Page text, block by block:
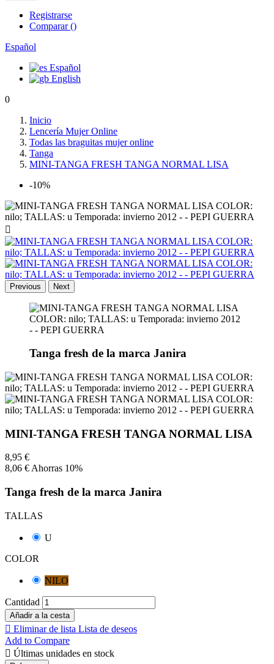
Registrarse
Comparar()
Español
Español
English
0
Inicio
Lencería Mujer Online
Todas las braguitas mujer online
Tanga
MINI-TANGA FRESH TANGA NORMAL LISA
-10%

Previous Next
Tanga fresh de la marca Janira
MINI-TANGA FRESH TANGA NORMAL LISA
8,95 €
8,06 €Ahorras 10%
Tanga fresh de la marca Janira
TALLAS
U
COLOR
NILO
Cantidad
Añadir a la cesta
 Eliminar de lista Lista de deseos
Add to Compare
 Últimas unidades en stock